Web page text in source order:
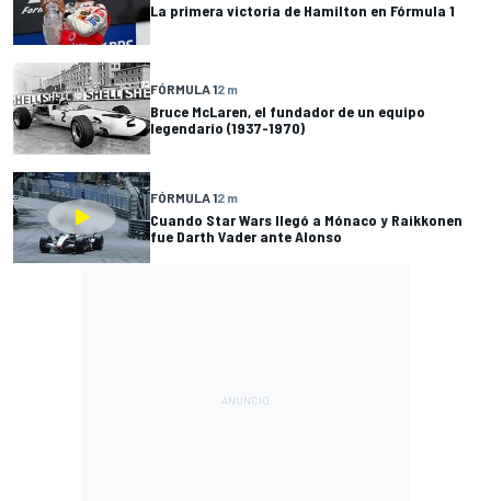
La primera victoria de Hamilton en Fórmula 1
FÓRMULA 12 m
Bruce McLaren, el fundador de un equipo
legendario (1937-1970)
FÓRMULA 12 m
Cuando Star Wars llegó a Mónaco y Raikkonen
fue Darth Vader ante Alonso